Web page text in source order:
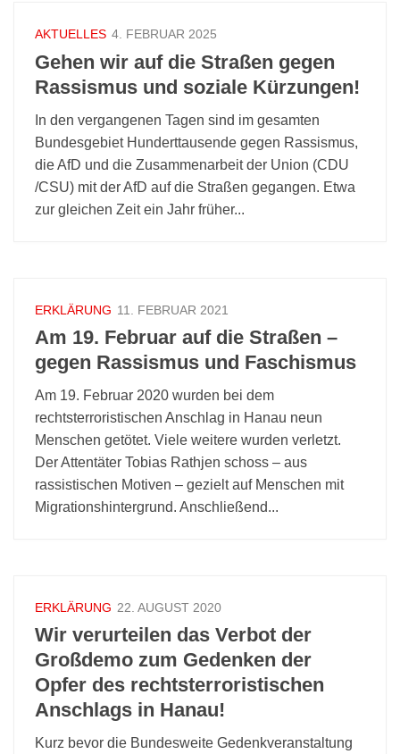
AKTUELLES 4. FEBRUAR 2025
Gehen wir auf die Straßen gegen
Rassismus und soziale Kürzungen!
In den vergangenen Tagen sind im gesamten
Bundesgebiet Hunderttausende gegen Rassismus,
die AfD und die Zusammenarbeit der Union (CDU
/CSU) mit der AfD auf die Straßen gegangen. Etwa
zur gleichen Zeit ein Jahr früher...
ERKLÄRUNG 11. FEBRUAR 2021
Am 19. Februar auf die Straßen –
gegen Rassismus und Faschismus
Am 19. Februar 2020 wurden bei dem
rechtsterroristischen Anschlag in Hanau neun
Menschen getötet. Viele weitere wurden verletzt.
Der Attentäter Tobias Rathjen schoss – aus
rassistischen Motiven – gezielt auf Menschen mit
Migrationshintergrund. Anschließend...
ERKLÄRUNG 22. AUGUST 2020
Wir verurteilen das Verbot der
Großdemo zum Gedenken der
Opfer des rechtsterroristischen
Anschlags in Hanau!
Kurz bevor die Bundesweite Gedenkveranstaltung